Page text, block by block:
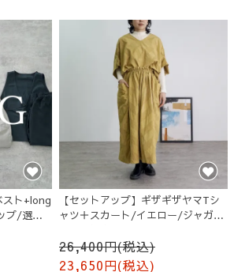
スト+long
プ/選べ
【セットアップ】ギザギザヤマTシ
ャツ＋スカート/イエロー/ジャガー
26,400円(税込)
23,650円(税込)